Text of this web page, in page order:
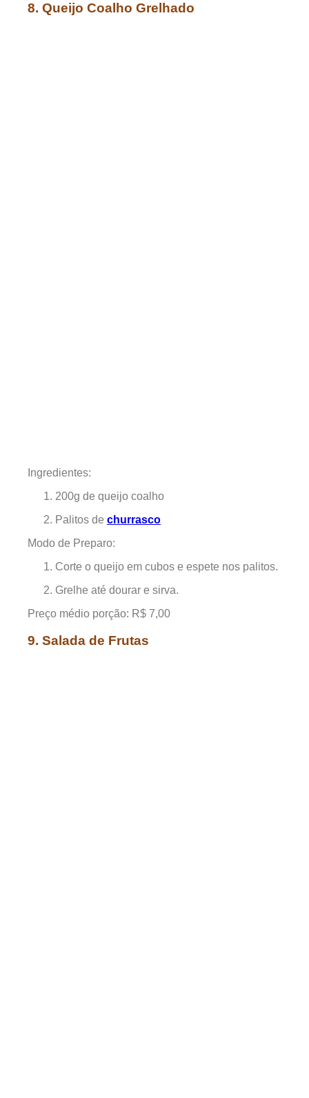
8. Queijo Coalho Grelhado
Ingredientes:
200g de queijo coalho
Palitos de churrasco
Modo de Preparo:
Corte o queijo em cubos e espete nos palitos.
Grelhe até dourar e sirva.
Preço médio porção: R$ 7,00
9. Salada de Frutas